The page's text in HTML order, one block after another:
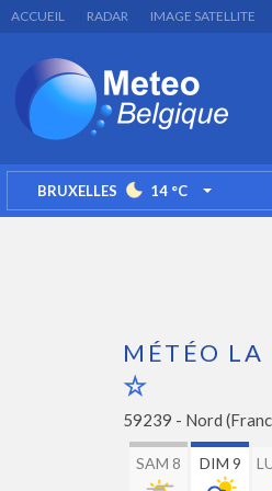
ACCUEIL RADAR IMAGE SATELLITE
BRUXELLES 14°C TOGGLE
MÉTÉO LA
59239 - Nord
SAM 8 DIM 9